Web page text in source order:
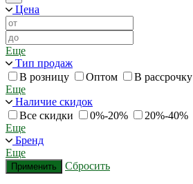
Цена
Еще
Тип продаж
В розницу
Оптом
В рассрочку
Еще
Наличие скидок
Все скидки
0%-20% 20%-40%
Еще
Бренд
Еще
Применить Сбросить